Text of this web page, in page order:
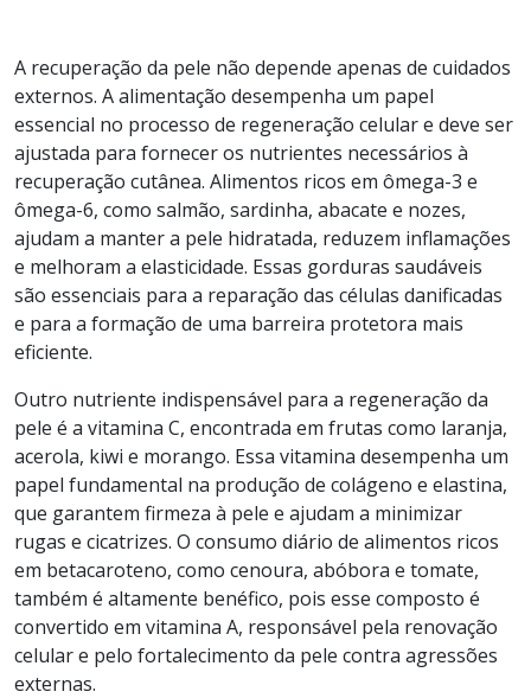
A recuperação da pele não depende apenas de cuidados
externos. A alimentação desempenha um papel
essencial no processo de regeneração celular e deve ser
ajustada para fornecer os nutrientes necessários à
recuperação cutânea. Alimentos ricos em ômega-3 e
ômega-6, como salmão, sardinha, abacate e nozes,
ajudam a manter a pele hidratada, reduzem inflamações
e melhoram a elasticidade. Essas gorduras saudáveis
são essenciais para a reparação das células danificadas
e para a formação de uma barreira protetora mais
eficiente.
Outro nutriente indispensável para a regeneração da
pele é a vitamina C, encontrada em frutas como laranja,
acerola, kiwi e morango. Essa vitamina desempenha um
papel fundamental na produção de colágeno e elastina,
que garantem firmeza à pele e ajudam a minimizar
rugas e cicatrizes. O consumo diário de alimentos ricos
em betacaroteno, como cenoura, abóbora e tomate,
também é altamente benéfico, pois esse composto é
convertido em vitamina A, responsável pela renovação
celular e pelo fortalecimento da pele contra agressões
externas.